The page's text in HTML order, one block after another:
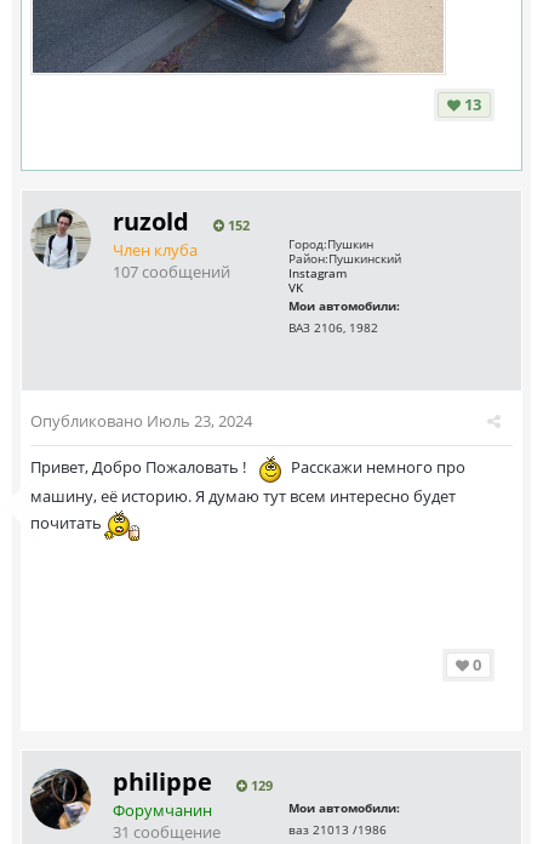
13
ruzold 152
Член клуба
107 сообщений
Город:Пушкин
Район:Пушкинский
Instagram
VK
Мои автомобили:
ВАЗ 2106, 1982
Опубликовано Июль 23, 2024
Привет, Добро Пожаловать !
Расскажи немного про
машину, её историю. Я думаю тут всем интересно будет
почитать
0
philippe 129
Форумчанин
31 сообщение
Мои автомобили:
ваз 21013 /1986